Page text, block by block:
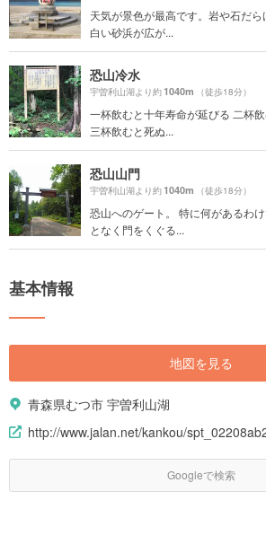
天気が景色が最高です。岩や石だら
白い砂浜が広が...
恐山冷水
宇曽利山湖より約1040m （徒歩18分）
一杯飲むと十年寿命が延びる 二杯
三杯飲むと死ぬ...
恐山山門
宇曽利山湖より約1040m （徒歩18分）
恐山へのゲート。 特に何があるわ
となく門をくぐる...
基本情報
地図を見る
青森県むつ市 宇曽利山湖
http://www.jalan.net/kankou/
Googleで検索